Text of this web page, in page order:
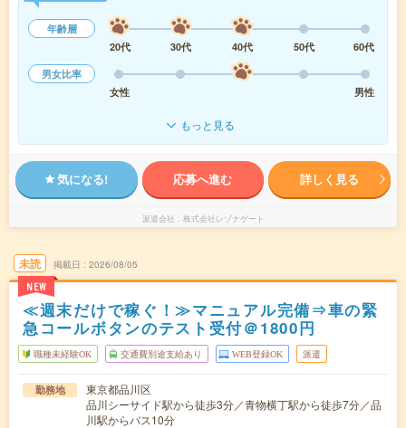
年齢層
20代
30代 40代 50代
60代
男女比率
女性
男性
もっと見る
気になる! 応募へ進む 詳しく見る
派遣会社 株式会社レゾナゲート
未読
NEW
掲載日 2026/08/05
≪週末だけで稼ぐ！≫マニュアル完備⇒車の緊
急コールボタンのテスト受付＠1800円
職種未経験OK 交通費別途支給あり WEB登録OK 派遣
勤務地
東京都品川区
品川シーサイド駅から徒歩3分／青物横丁駅から徒歩7分／品
川駅からバス10分